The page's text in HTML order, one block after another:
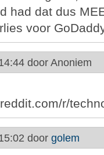
had dat dus
voor
door Anoniem
r/
door golem